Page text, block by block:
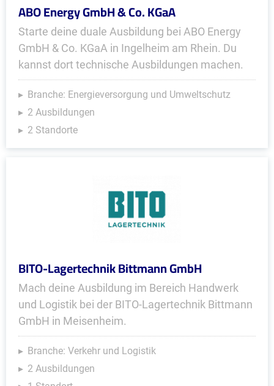
ABO Energy GmbH & Co. KGaA
Starte deine duale Ausbildung bei ABO Energy
GmbH & Co. KGaA in Ingelheim am Rhein. Du
kannst dort technische Ausbildungen machen.
Branche: Energieversorgung und Umweltschutz
2 Ausbildungen
2 Standorte
BITO-Lagertechnik Bittmann GmbH
Mach deine Ausbildung im Bereich Handwerk
und Logistik bei der BITO-Lagertechnik Bittmann
GmbH in Meisenheim.
Branche: Verkehr und Logistik
2 Ausbildungen